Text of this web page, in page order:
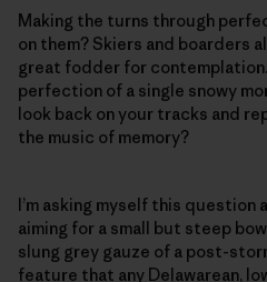
Making the turns through
on them? Skiers and boarders
great fodder for
perfection of a single snowy
look back on your tracks and
the music of memory?
I’m asking myself this question
aiming for a small but steep
slung grey gauze of a post-
feature that any Delawarean,